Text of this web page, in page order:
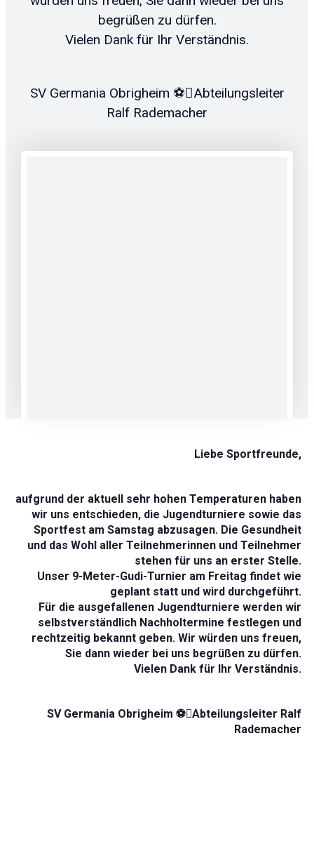
begrüßen zu dürfen.
Vielen Dank für Ihr Verständnis.
SV Germania Obrigheim ⚽️Abteilungsleiter
Ralf Rademacher
Liebe Sportfreunde,
aufgrund der aktuell sehr hohen Temperaturen haben
wir uns entschieden, die Jugendturniere sowie das
Sportfest am Samstag abzusagen. Die Gesundheit
und das Wohl aller Teilnehmerinnen und Teilnehmer
stehen für uns an erster Stelle.
Unser 9-Meter-Gudi-Turnier am Freitag findet wie
geplant statt und wird durchgeführt.
Für die ausgefallenen Jugendturniere werden wir
selbstverständlich Nachholtermine festlegen und
rechtzeitig bekannt geben. Wir würden uns freuen,
Sie dann wieder bei uns begrüßen zu dürfen.
Vielen Dank für Ihr Verständnis.
SV Germania Obrigheim ⚽️Abteilungsleiter Ralf
Rademacher